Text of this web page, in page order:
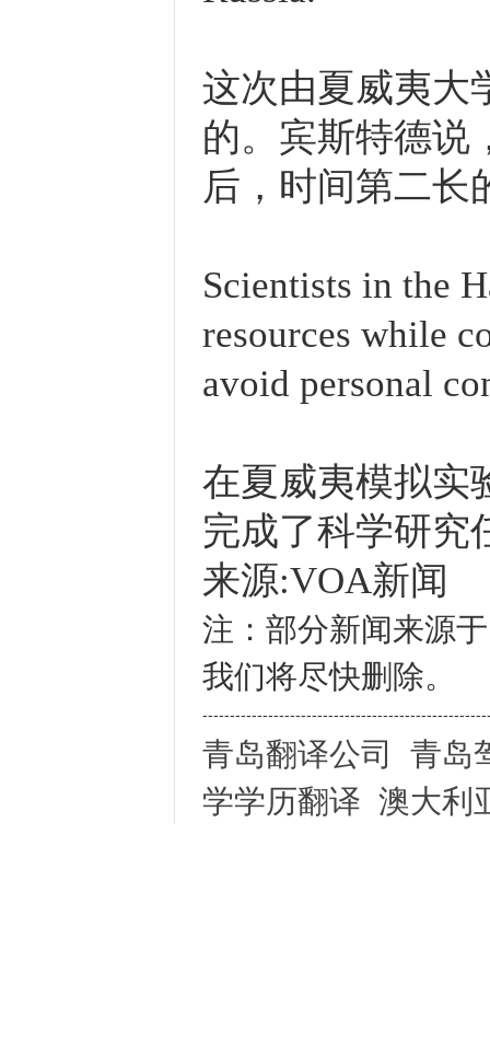
这次由夏威夷大
的。宾斯特德说
后，时间第二长
Scientists in the
resources while
avoid personal
在夏威夷模拟实
完成了科学研究
来源:VOA新闻
注：部分新闻来源
我们将尽快删除。
青岛翻译公司
青岛
学学历翻译 澳大利